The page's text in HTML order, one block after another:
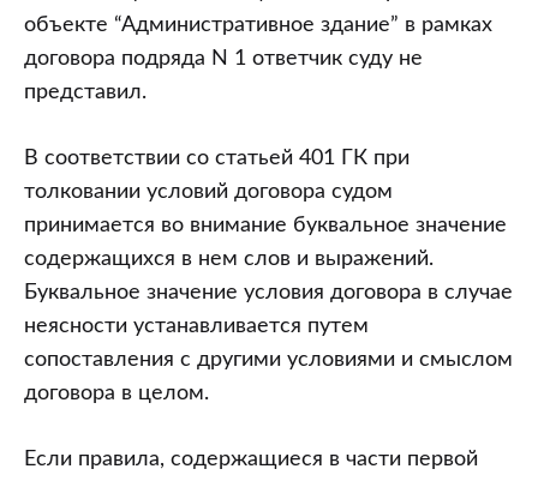
объекте “Административное здание” в рамках
договора подряда N 1 ответчик суду не
представил.
В соответствии со статьей 401 ГК при
толковании условий договора судом
принимается во внимание буквальное значение
содержащихся в нем слов и выражений.
Буквальное значение условия договора в случае
неясности устанавливается путем
сопоставления с другими условиями и смыслом
договора в целом.
Если правила, содержащиеся в части первой